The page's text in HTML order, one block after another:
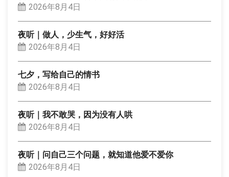
2026年8月4日
夜听｜做人，少生气，好好活
2026年8月4日
七夕，写给自己的情书
2026年8月4日
夜听｜我不敢哭，因为没有人哄
2026年8月4日
夜听｜问自己三个问题，就知道他爱不爱你
2026年8月4日